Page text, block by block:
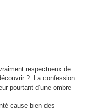
respectueux de
?
La confession
pourtant d’une ombre
cause bien des